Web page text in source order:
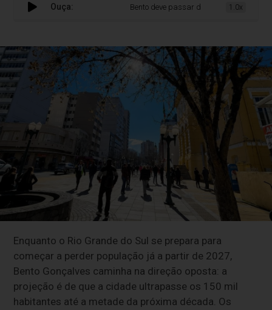
Ouça: Bento deve passar dos 150 mil1.0x
Enquanto o Rio Grande do Sul se prepara para
começar a perder população já a partir de 2027,
Bento Gonçalves caminha na direção oposta: a
projeção é de que a cidade ultrapasse os 150 mil
habitantes até a metade da próxima década. Os